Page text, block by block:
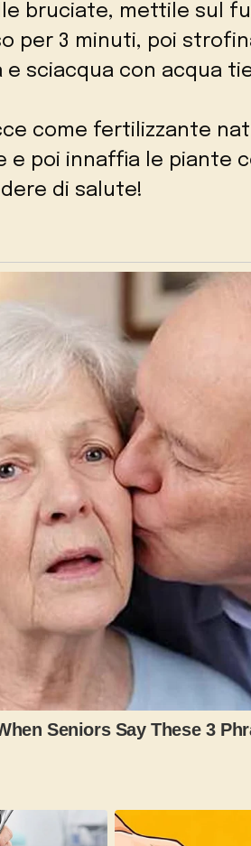
bruciate, mettile sul
per 3 minuti, poi
sciacqua con acqua
come fertilizzante
poi innaffia le piante
di salute!